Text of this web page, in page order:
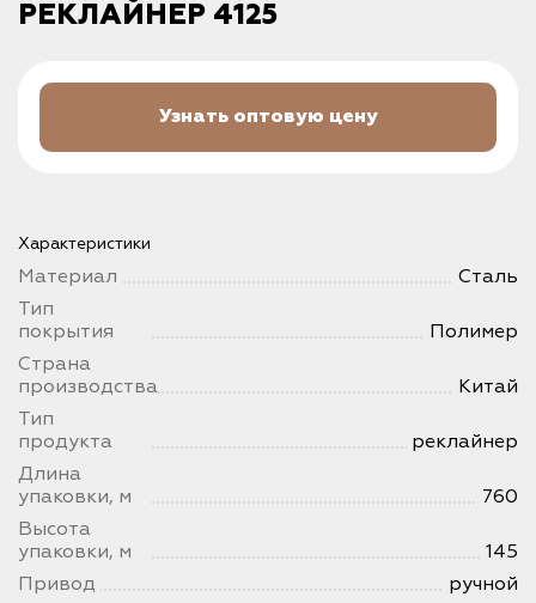
РЕКЛАЙНЕР 4125
Узнать оптовую цену
Характеристики
Материал
Сталь
Тип
покрытия
Полимер
Страна
производства
Китай
Тип
продукта
реклайнер
Длина
упаковки, м
760
Высота
упаковки, м
145
Привод
ручной